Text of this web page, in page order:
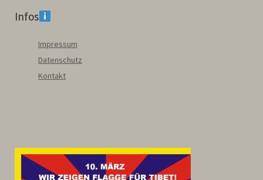
Infos
Impressum
Datenschutz
Kontakt